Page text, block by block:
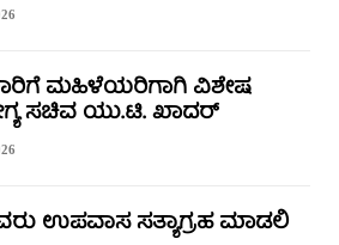
ಮಹಿಳೆಯರಿಗಾಗಿ ವಿಶೇಷ
ಸಚಿವ ಯು.ಟಿ. ಖಾದರ್
ಉಪವಾಸ ಸತ್ಯಾಗ್ರಹ ಮಾಡಲಿ